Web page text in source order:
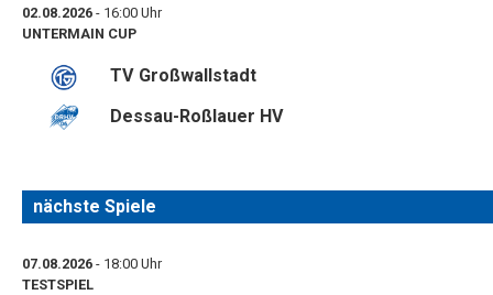
02.08.2026 - 16:00 Uhr
UNTERMAIN CUP
TV Großwallstadt
Dessau-Roßlauer HV
nächste Spiele
07.08.2026 - 18:00 Uhr
TESTSPIEL